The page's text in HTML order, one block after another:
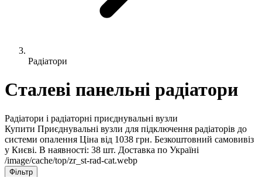
Радіатори
Сталеві панельні радіатори
Радіатори і радіаторні приєднувальні вузли
Купити Приєднувальні вузли для підключення радіаторів до
системи опалення Ціна від 1038 грн. Безкоштовний самовивіз
у Києві. В наявності: 38 шт. Доставка по Україні
/image/cache/top/zr_st-rad-cat.webp
Фільтр